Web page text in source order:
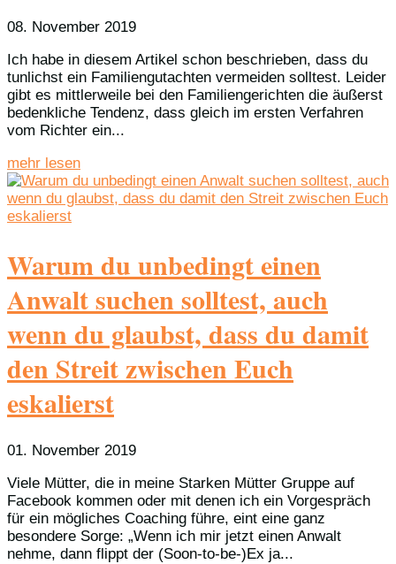
08. November 2019
Ich habe in diesem Artikel schon beschrieben, dass du
tunlichst ein Familiengutachten vermeiden solltest. Leider
gibt es mittlerweile bei den Familiengerichten die äußerst
bedenkliche Tendenz, dass gleich im ersten Verfahren
vom Richter ein...
mehr lesen
Warum du unbedingt einen
Anwalt suchen solltest, auch
wenn du glaubst, dass du damit
den Streit zwischen Euch
eskalierst
01. November 2019
Viele Mütter, die in meine Starken Mütter Gruppe auf
Facebook kommen oder mit denen ich ein Vorgespräch
für ein mögliches Coaching führe, eint eine ganz
besondere Sorge: „Wenn ich mir jetzt einen Anwalt
nehme, dann flippt der (Soon-to-be-)Ex ja...